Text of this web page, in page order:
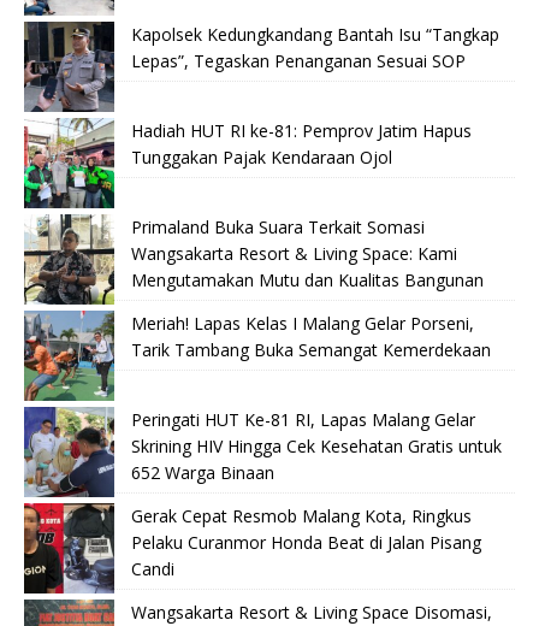
Kapolsek Kedungkandang Bantah Isu “Tangkap
Lepas”, Tegaskan Penanganan Sesuai SOP
Hadiah HUT RI ke-81: Pemprov Jatim Hapus
Tunggakan Pajak Kendaraan Ojol
Primaland Buka Suara Terkait Somasi
Wangsakarta Resort & Living Space: Kami
Mengutamakan Mutu dan Kualitas Bangunan
Meriah! Lapas Kelas I Malang Gelar Porseni,
Tarik Tambang Buka Semangat Kemerdekaan
Peringati HUT Ke-81 RI, Lapas Malang Gelar
Skrining HIV Hingga Cek Kesehatan Gratis untuk
652 Warga Binaan
Gerak Cepat Resmob Malang Kota, Ringkus
Pelaku Curanmor Honda Beat di Jalan Pisang
Candi
Wangsakarta Resort & Living Space Disomasi,